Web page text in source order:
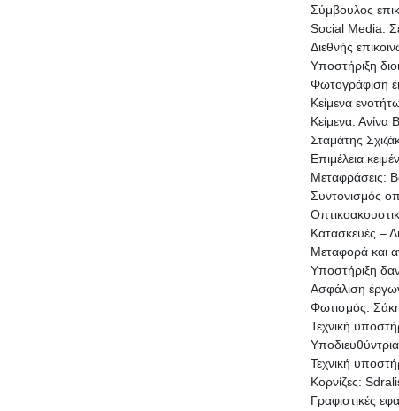
Σύμβουλος
Social Media:
Διεθνής
Υποστήριξη
Φωτογράφιση
Κείμενα
Κείμενα:
Σταμάτης
Επιμέλεια
Μεταφράσεις:
Συντονισμός
Κατασκευές –
Μεταφορά και
Υποστήριξη
Ασφάλιση
Φωτισμός:
Τεχνική
Τεχνική
Κορνίζες:
Γραφιστικές